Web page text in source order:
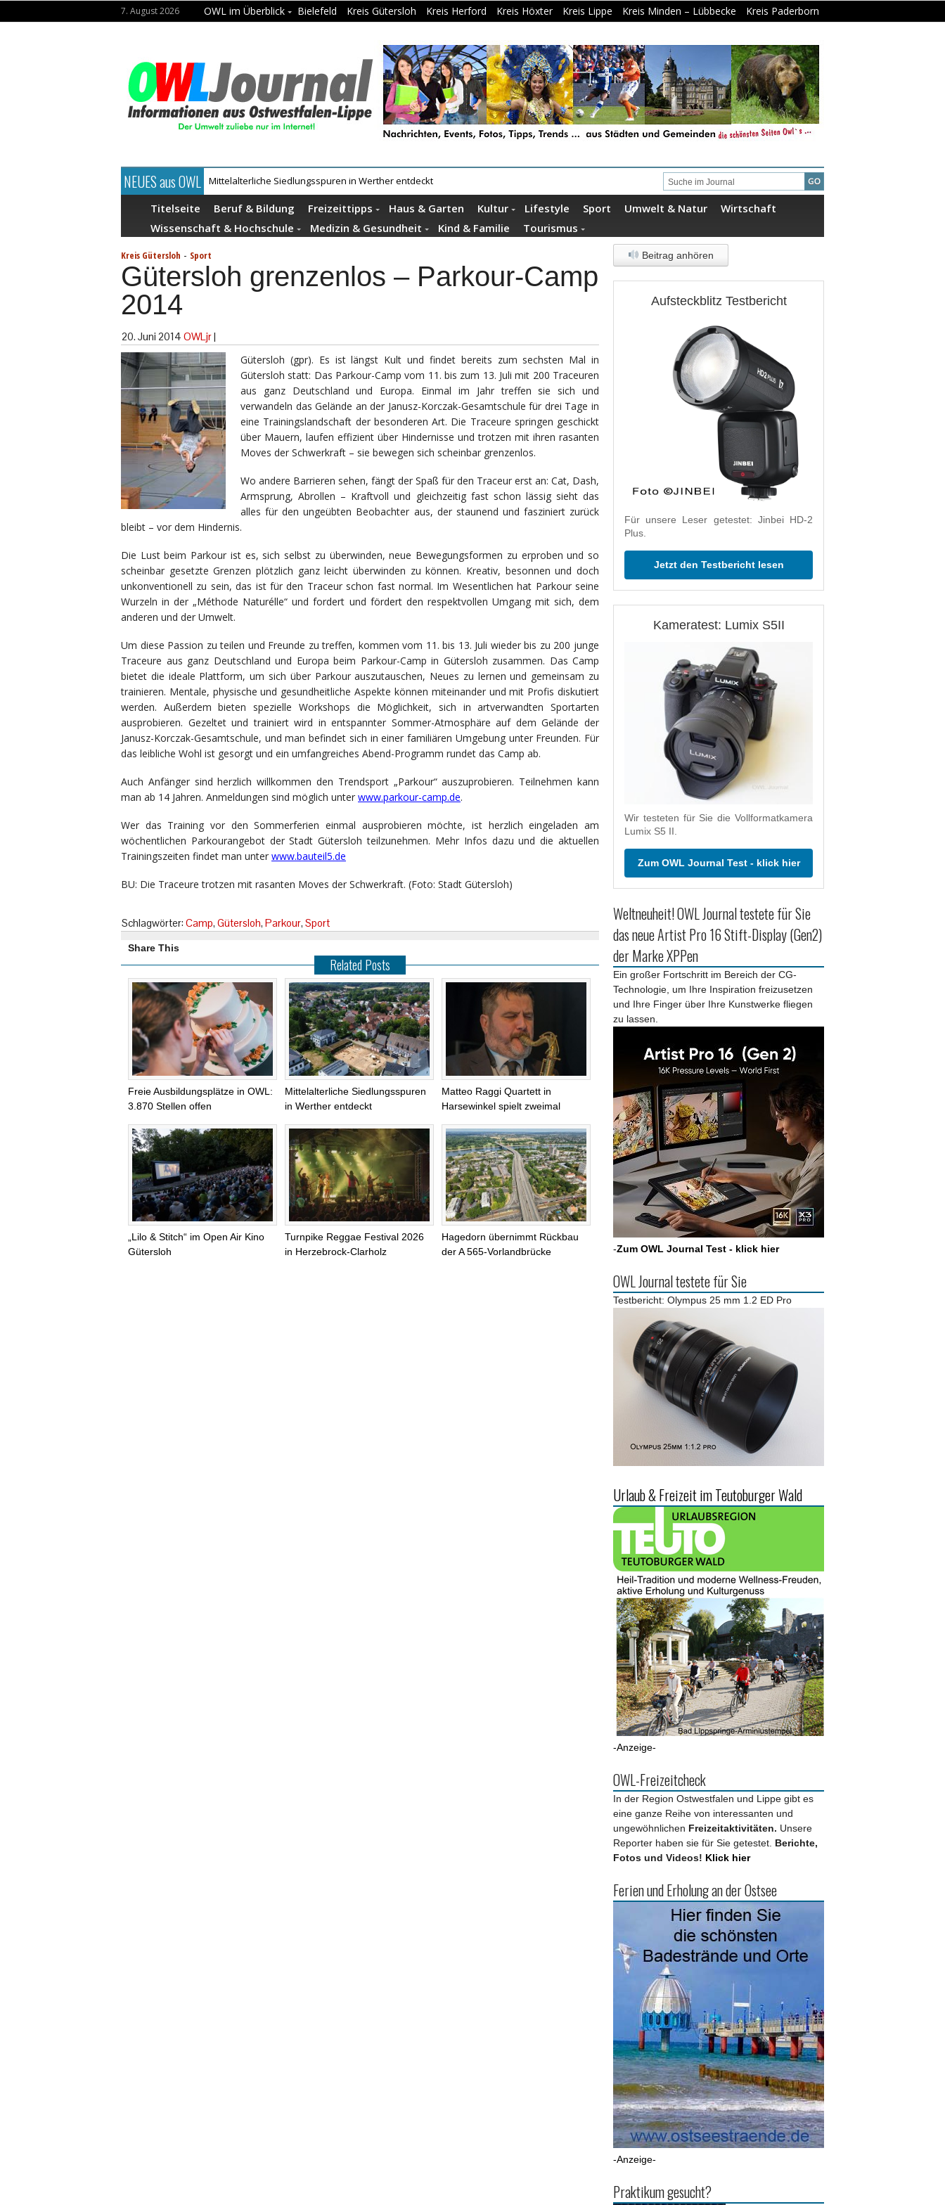
7. August 2026 OWL im Überblick Bielefeld Kreis Gütersloh Kreis Herford Kreis Höxter Kreis Lippe Kreis Minden – Lübbecke Kreis Paderborn
NEUES aus OWL Mühlenquilter auf dem Museumshof zeigen ihre Quilts
Titelseite Beruf & Bildung Freizeittipps Haus & Garten Kultur Lifestyle Sport Umwelt & Natur
Wirtschaft
Wissenschaft & Hochschule
Medizin & Gesundheit Kind & Familie Tourismus
Kreis Gütersloh - Sport
Gütersloh grenzenlos – Parkour-Camp
2014
20. Juni 2014 OWLjr|
Gütersloh (gpr). Es ist längst Kult und findet bereits zum sechsten Mal in
Gütersloh statt: Das Parkour-Camp vom 11. bis zum 13. Juli mit 200 Traceuren
aus ganz Deutschland und Europa. Einmal im Jahr treffen sie sich und
verwandeln das Gelände an der Janusz-Korczak-Gesamtschule für drei Tage in
eine Trainingslandschaft der besonderen Art. Die Traceure springen geschickt
über Mauern, laufen effizient über Hindernisse und trotzen mit ihren rasanten
Moves der Schwerkraft – sie bewegen sich scheinbar grenzenlos.
Wo andere Barrieren sehen, fängt der Spaß für den Traceur erst an: Cat, Dash,
Armsprung, Abrollen – Kraftvoll und gleichzeitig fast schon lässig sieht das
alles für den ungeübten Beobachter aus, der staunend und fasziniert zurück
bleibt – vor dem Hindernis.
Die Lust beim Parkour ist es, sich selbst zu überwinden, neue Bewegungsformen zu erproben und so
scheinbar gesetzte Grenzen plötzlich ganz leicht überwinden zu können. Kreativ, besonnen und doch
unkonventionell zu sein, das ist für den Traceur schon fast normal. Im Wesentlichen hat Parkour seine
Wurzeln in der „Méthode Naturélle“ und fordert und fördert den respektvollen Umgang mit sich, dem
anderen und der Umwelt.
Um diese Passion zu teilen und Freunde zu treffen, kommen vom 11. bis 13. Juli wieder bis zu 200 junge
Traceure aus ganz Deutschland und Europa beim Parkour-Camp in Gütersloh zusammen. Das Camp
bietet die ideale Plattform, um sich über Parkour auszutauschen, Neues zu lernen und gemeinsam zu
trainieren. Mentale, physische und gesundheitliche Aspekte können miteinander und mit Profis diskutiert
werden. Außerdem bieten spezielle Workshops die Möglichkeit, sich in artverwandten Sportarten
ausprobieren. Gezeltet und trainiert wird in entspannter Sommer-Atmosphäre auf dem Gelände der
Janusz-Korczak-Gesamtschule, und man befindet sich in einer familiären Umgebung unter Freunden. Für
das leibliche Wohl ist gesorgt und ein umfangreiches Abend-Programm rundet das Camp ab.
Auch Anfänger sind herzlich willkommen den Trendsport „Parkour“ auszuprobieren. Teilnehmen kann
man ab 14 Jahren. Anmeldungen sind möglich unter www.parkour-camp.de.
Wer das Training vor den Sommerferien einmal ausprobieren möchte, ist herzlich eingeladen am
wöchentlichen Parkourangebot der Stadt Gütersloh teilzunehmen. Mehr Infos dazu und die aktuellen
Trainingszeiten findet man unter www.bauteil5.de
BU: Die Traceure trotzen mit rasanten Moves der Schwerkraft. (Foto: Stadt Gütersloh)
Schlagwörter: Camp, Gütersloh, Parkour, Sport
Share This
Related Posts
Freie Ausbildungsplätze in OWL:
3.870 Stellen offen
Mittelalterliche Siedlungsspuren
in Werther entdeckt
Matteo Raggi Quartett in
Harsewinkel spielt zweimal
„Lilo & Stitch“ im Open Air Kino
Gütersloh
Turnpike Reggae Festival 2026
in Herzebrock-Clarholz
Hagedorn übernimmt Rückbau
der A 565-Vorlandbrücke
Beitrag anhören
Aufsteckblitz Testbericht
Für unsere Leser getestet: Jinbei HD-2
Plus.
Jetzt den Testbericht lesen
Kameratest: Lumix S5II
Wir testeten für Sie die Vollformatkamera
Lumix S5 II.
Zum OWL Journal Test - klick hier
Weltneuheit! OWL Journal testete für Sie
das neue Artist Pro 16 Stift-Display (Gen2)
der Marke XPPen
Ein großer Fortschritt im Bereich der CG-
Technologie, um Ihre Inspiration freizusetzen
und Ihre Finger über Ihre Kunstwerke fliegen
zu lassen.
-Zum OWL Journal Test - klick hier
OWL Journal testete für Sie
Testbericht: Olympus 25 mm 1.2 ED Pro
Urlaub & Freizeit im Teutoburger Wald
-Anzeige-
OWL-Freizeitcheck
In der Region Ostwestfalen und Lippe gibt es
eine ganze Reihe von interessanten und
ungewöhnlichen Freizeitaktivitäten. Unsere
Reporter haben sie für Sie getestet. Berichte,
Fotos und Videos! Klick hier
Ferien und Erholung an der Ostsee
-Anzeige-
Praktikum gesucht?